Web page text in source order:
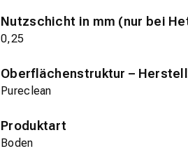
Nutzschicht in mm (nur bei
0,25
Oberflächenstruktur –
Pureclean
Produktart
Boden